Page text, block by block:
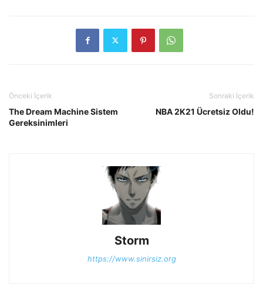
Önceki İçerik
The Dream Machine Sistem
Gereksinimleri
Sonraki İçerik
NBA 2K21 Ücretsiz Oldu!
Storm
https://www.sinirsiz.org